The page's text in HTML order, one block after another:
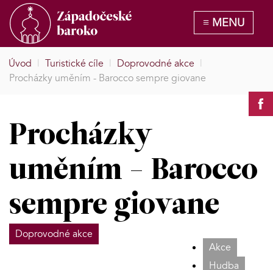
Úvod | Turistické cíle | Doprovodné akce |
Procházky uměním - Barocco sempre giovane
Procházky
uměním - Barocco
sempre giovane
Doprovodné akce
Akce
Hudba